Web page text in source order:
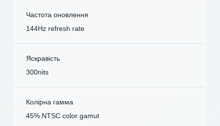
Частота оновлення
144Hz refresh rate
Яскравість
300nits
Колірна гамма
45% NTSC color gamut